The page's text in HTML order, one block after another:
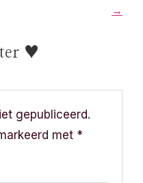
→
♥
gepubliceerd.
met *